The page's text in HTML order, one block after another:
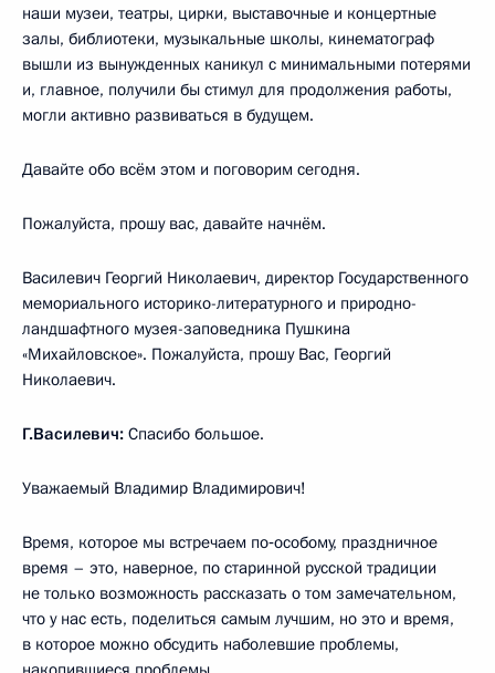
наши музеи, театры, цирки, выставочные и концертные
залы, библиотеки, музыкальные школы, кинематограф
вышли из вынужденных каникул с минимальными потерями
и, главное, получили бы стимул для продолжения работы,
могли активно развиваться в будущем.
Давайте обо всём этом и поговорим сегодня.
Пожалуйста, прошу вас, давайте начнём.
Василевич Георгий Николаевич, директор Государственного
мемориального историко-литературного и природно-
ландшафтного музея-заповедника Пушкина
«Михайловское». Пожалуйста, прошу Вас, Георгий
Николаевич.
Г.Василевич: Спасибо большое.
Уважаемый Владимир Владимирович!
Время, которое мы встречаем по‑особому, праздничное
время – это, наверное, по старинной русской традиции
не только возможность рассказать о том замечательном,
что у нас есть, поделиться самым лучшим, но это и время,
в которое можно обсудить наболевшие проблемы,